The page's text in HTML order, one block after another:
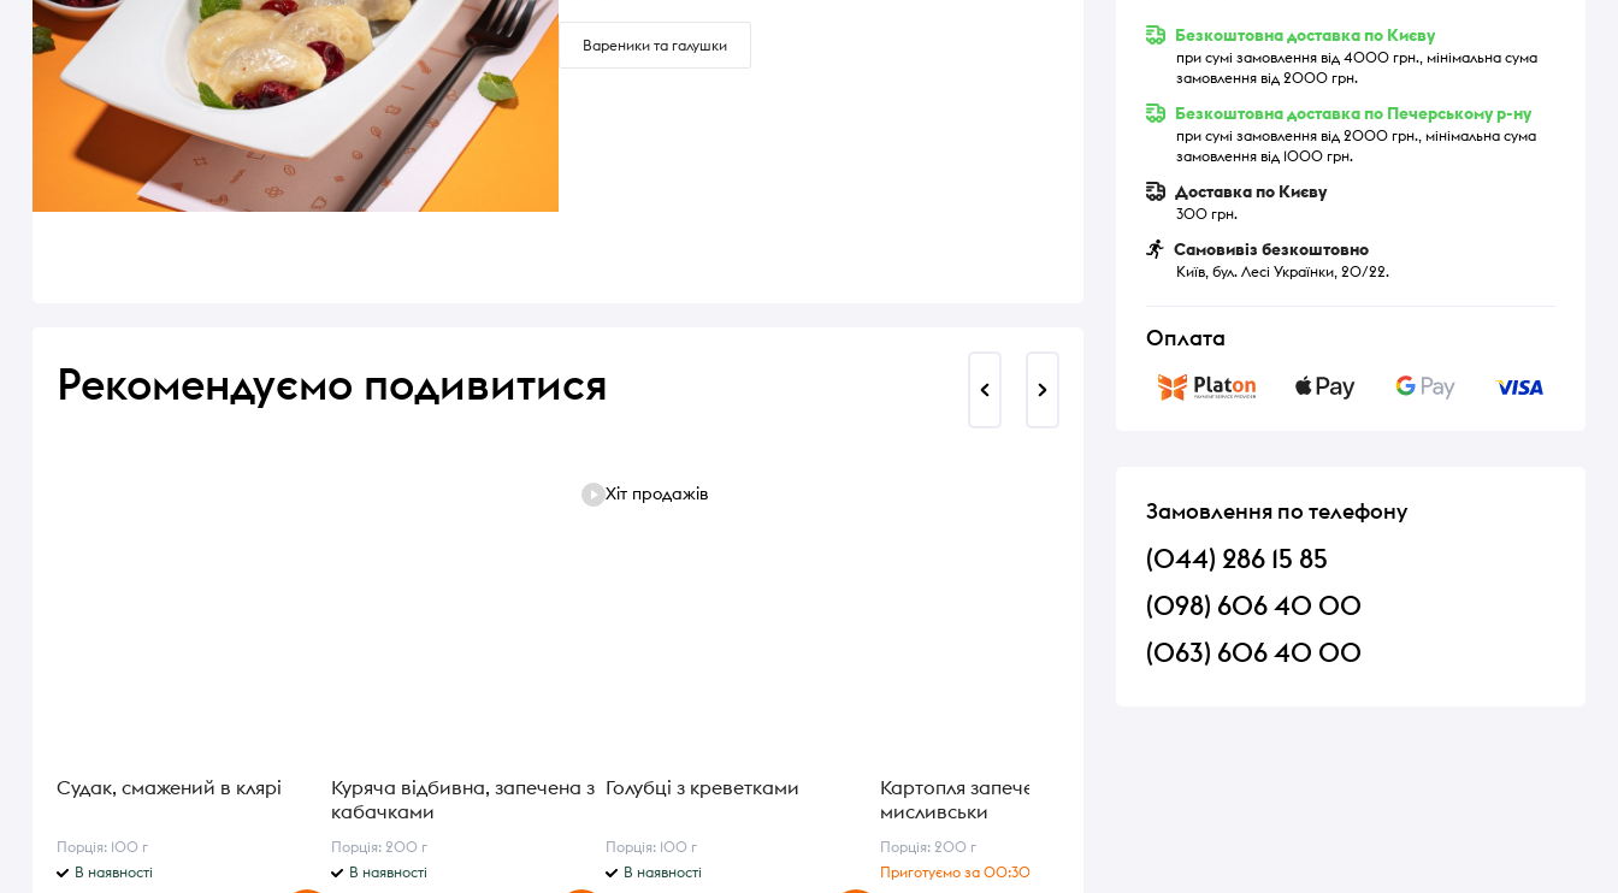
Вареники та галушки
Рекомендуємо подивитися
Судак, смажений в клярі
Порція: 100 г
В наявності
Куряча відбивна, запечена з
кабачками
Порція: 200 г
В наявності
Хіт продажів
Голубці з креветками
Порція: 100 г
В наявності
Картопля запечена по-
мисливськи
Порція: 200 г
Приготуємо за 00:30 год.
Безкоштовна доставка по Києву
при сумі замовлення від 4000 грн., мінімальна сума
замовлення від 2000 грн.
Безкоштовна доставка по Печерському р-ну
при сумі замовлення від 2000 грн., мінімальна сума
замовлення від 1000 грн.
Доставка по Києву
300 грн.
Самовивіз безкоштовно
Київ, бул. Лесі Українки, 20/22.
Оплата
Замовлення по телефону
(044) 286 15 85
(098) 606 40 00
(063) 606 40 00